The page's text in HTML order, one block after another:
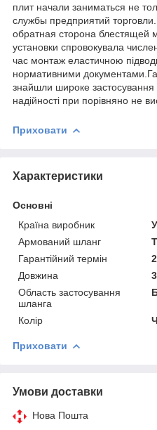
плит начали заниматься не
службы предприятий
обратная сторона блестящей
установки спровокувала
час монтаж еластичною
нормативними
знайшли широке застосування
надійності при порівняно не
Приховати
Характеристики
Основні
Країна виробник
Армований шланг
Гарантійний термін
Довжина
Область застосування
шланга
Колір
Приховати
Умови доставки
Нова Пошта